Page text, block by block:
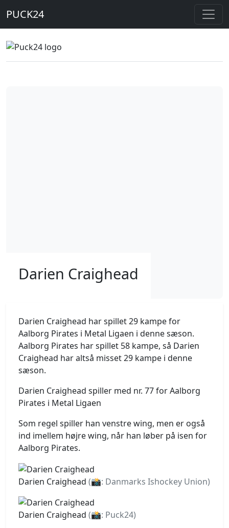
PUCK24
Darien Craighead
Darien Craighead har spillet 29 kampe for
Aalborg Pirates i Metal Ligaen i denne sæson.
Aalborg Pirates har spillet 58 kampe, så Darien
Craighead har altså misset 29 kampe i denne
sæson.
Darien Craighead spiller med nr. 77 for Aalborg
Pirates i Metal Ligaen
Som regel spiller han venstre wing, men er også
ind imellem højre wing, når han løber på isen for
Aalborg Pirates.
Darien Craighead (📸: Danmarks Ishockey Union)
Darien Craighead (📸: Puck24)